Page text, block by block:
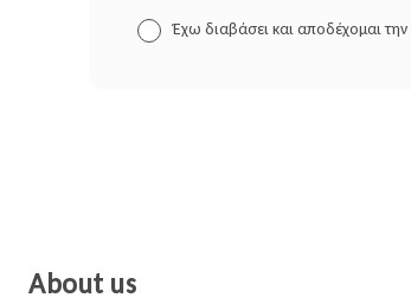
Έχω διαβάσει και αποδέχομαι την
About us